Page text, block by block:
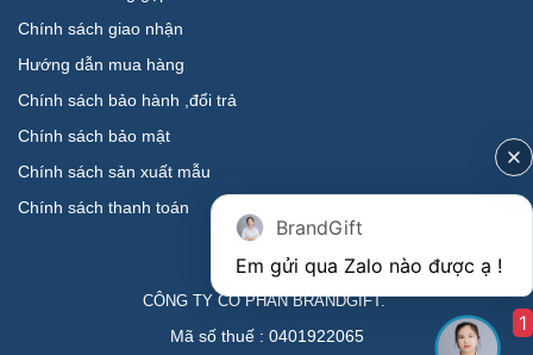
Chính sách giao nhận
Hướng dẫn mua hàng
Chính sách bảo hành ,đổi trả
Chính sách bảo mật
Chính sách sản xuất mẫu
Chính sách thanh toán
CÔNG TY CỔ PHẦN BRANDGIFT.
Mã số thuế : 0401922065
BrandGift
1